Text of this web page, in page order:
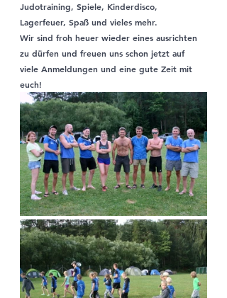
Judotraining, Spiele, Kinderdisco,
Lagerfeuer, Spaß und vieles mehr.
Wir sind froh heuer wieder eines ausrichten
zu dürfen und freuen uns schon jetzt auf
viele Anmeldungen und eine gute Zeit mit
euch!